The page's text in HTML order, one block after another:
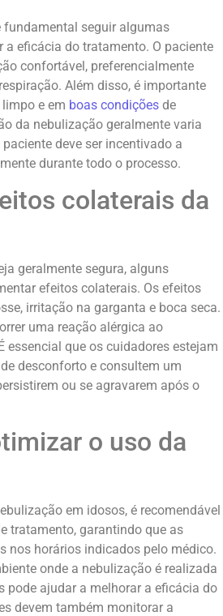
fundamental seguir algumas
a eficácia do tratamento. O paciente
confortável, preferencialmente
Além disso, é importante
e em boas condições de
da nebulização geralmente varia
deve ser incentivado a
durante todo o processo.
colaterais da
geralmente segura, alguns
efeitos colaterais. Os efeitos
irritação na garganta e boca seca.
uma reação alérgica ao
essencial que os cuidadores estejam
desconforto e consultem um
ou se agravarem após o
o uso da
em idosos, é recomendável
tratamento, garantindo que as
nos horários indicados pelo médico.
onde a nebulização é realizada
pode ajudar a melhorar a eficácia do
devem também monitorar a